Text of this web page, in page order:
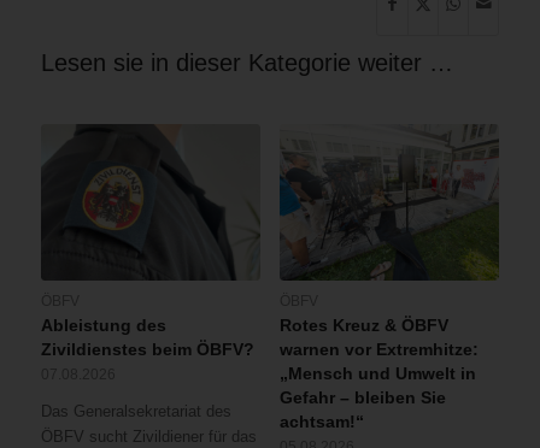
Lesen sie in dieser Kategorie weiter …
Ableistung des
Zivildienstes beim ÖBFV?
Das Generalsekretariat des
ÖBFV sucht Zivildiener für das
Rotes Kreuz & ÖBFV
warnen vor Extremhitze:
„Mensch und Umwelt in
Gefahr – bleiben Sie
achtsam!“